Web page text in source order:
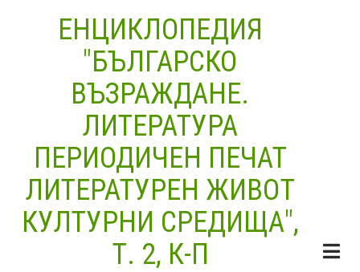
ЕНЦИКЛОПЕДИЯ
"БЪЛГАРСКО
ВЪЗРАЖДАНЕ.
ЛИТЕРАТУРА
ПЕРИОДИЧЕН ПЕЧАТ
ЛИТЕРАТУРЕН ЖИВОТ
КУЛТУРНИ СРЕДИЩА",
Т. 2, К-П